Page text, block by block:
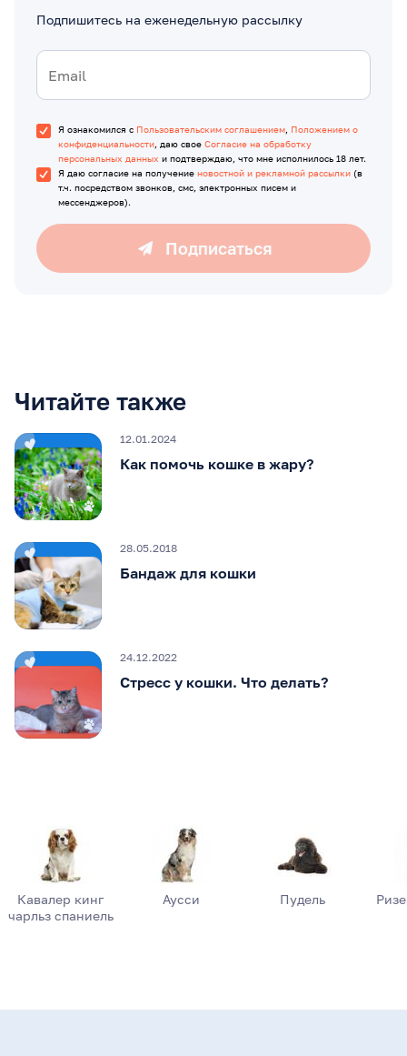
Подпишитесь на еженедельную рассылку
Я ознакомился с Пользовательским соглашением, Положением о
конфиденциальности, даю свое Согласие на обработку
персональных данных и подтверждаю, что мне исполнилось 18 лет.
Я даю согласие на получение новостной и рекламной рассылки (в
т.ч. посредством звонков, смс, электронных писем и
мессенджеров).
Подписаться
Читайте также
12.01.2024
Как помочь кошке в жару?
28.05.2018
Бандаж для кошки
24.12.2022
Стресс у кошки. Что делать?
Кавалер кинг
чарльз спаниель
Аусси Пудель